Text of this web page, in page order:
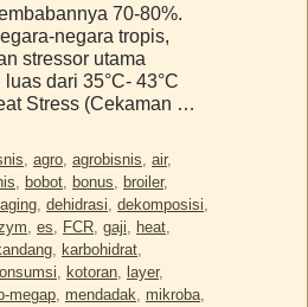
70-80%.
negara tropis,
stressor utama
dari 35°C- 43°C
Stress (Cekaman …
, agro, agrobisnis, air,
, bobot, bonus, broiler,
, dehidrasi, dekomposisi,
, es, FCR, gaji, heat,
, karbohidrat,
, kotoran, layer,
megap, mendadak, mikroba,